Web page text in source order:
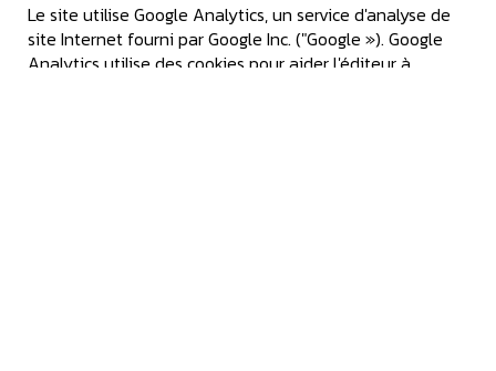
Le site utilise Google Analytics, un service d'analyse de
site Internet fourni par Google Inc. ("Google »). Google
Analytics utilise des cookies pour aider l'éditeur à